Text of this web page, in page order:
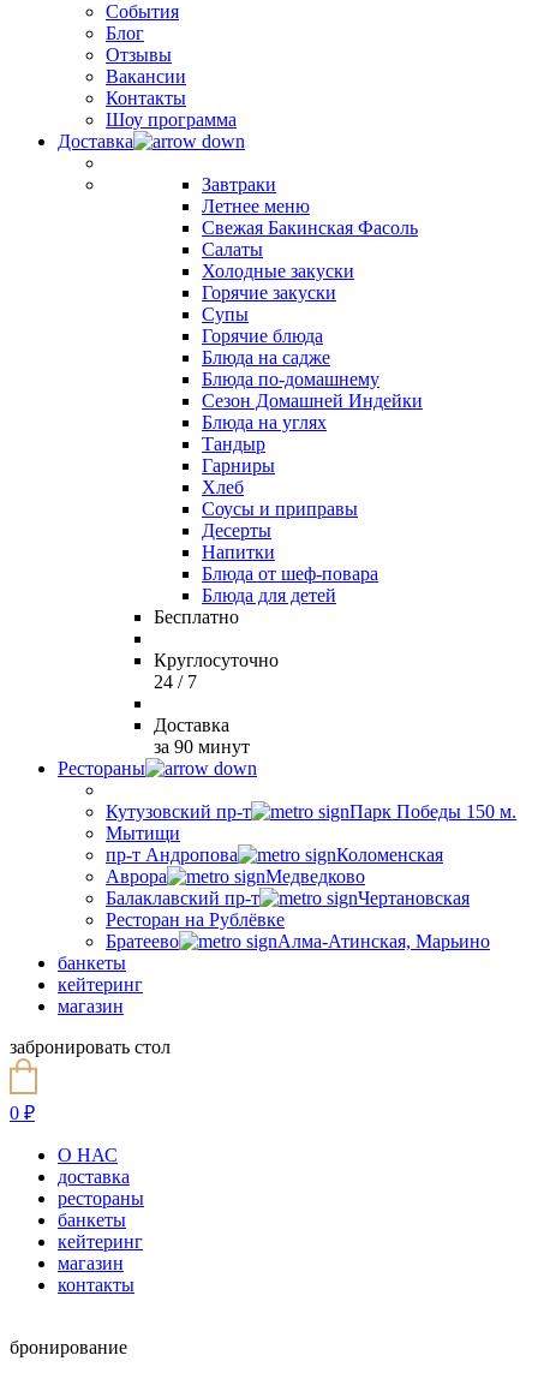
События
Блог
Отзывы
Вакансии
Контакты
Шоу программа
Доставка
Завтраки
Летнее меню
Свежая Бакинская Фасоль
Салаты
Холодные закуски
Горячие закуски
Супы
Горячие блюда
Блюда на садже
Блюда по-домашнему
Сезон Домашней Индейки
Блюда на углях
Тандыр
Гарниры
Хлеб
Соусы и приправы
Десерты
Напитки
Блюда от шеф-повара
Блюда для детей
Бесплатно
Круглосуточно
24 / 7
Доставка
за 90 минут
Рестораны
Кутузовский пр-т
Парк Победы 150 м.
Мытищи
пр-т Андропова
Коломенская
Аврора
Медведково
Балаклавский пр-т
Чертановская
Ресторан на Рублёвке
Братеево
Алма-Атинская, Марьино
банкеты
кейтеринг
магазин
забронировать стол
0 ₽
О НАС
доставка
рестораны
банкеты
кейтеринг
магазин
контакты
бронирование